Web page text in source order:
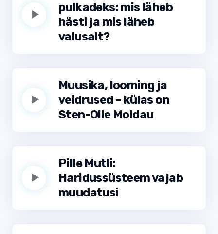
pulkadeks: mis läheb
hästi ja mis läheb
valusalt?
Muusika, looming ja
veidrused – külas on
Sten-Olle Moldau
Pille Mutli:
Haridussüsteem vajab
muudatusi